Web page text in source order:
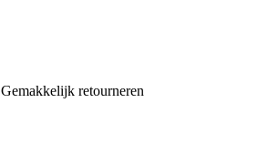
Gemakkelijk retourneren